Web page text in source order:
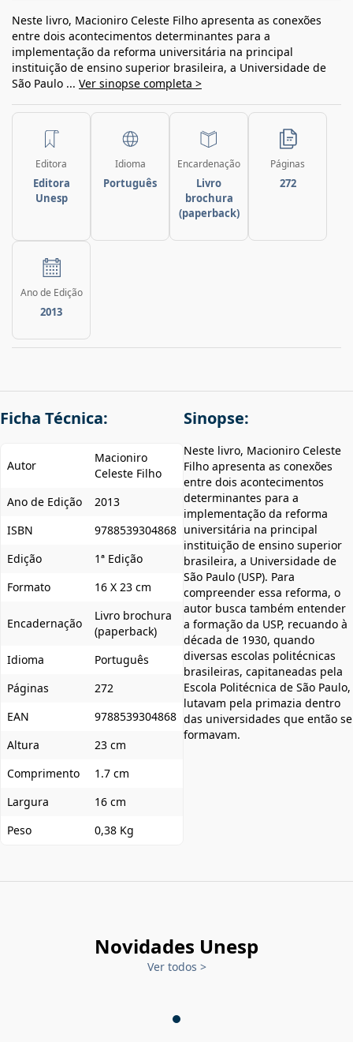
Neste livro, Macioniro Celeste Filho apresenta as conexões
entre dois acontecimentos determinantes para a
implementação da reforma universitária na principal
instituição de ensino superior brasileira, a Universidade de
São Paulo ... Ver sinopse completa >
Editora
Editora
Unesp
Idioma
Português
Encardenação
Livro
brochura
(paperback)
Páginas
272
Ano de Edição
2013
Ficha Técnica:
Autor
Macioniro
Celeste Filho
Ano de Edição
2013
ISBN
9788539304868
Edição
1ª Edição
Formato
16 X 23 cm
Encadernação
Livro brochura
(paperback)
Idioma
Português
Páginas
272
EAN
9788539304868
Altura
23 cm
Comprimento
1.7 cm
Largura
16 cm
Peso
0,38 Kg
Sinopse:
Neste livro, Macioniro Celeste
Filho apresenta as conexões
entre dois acontecimentos
determinantes para a
implementação da reforma
universitária na principal
instituição de ensino superior
brasileira, a Universidade de
São Paulo (USP). Para
compreender essa reforma, o
autor busca também entender
a formação da USP, recuando à
década de 1930, quando
diversas escolas politécnicas
brasileiras, capitaneadas pela
Escola Politécnica de São Paulo,
lutavam pela primazia dentro
das universidades que então se
formavam.
Novidades Unesp
Ver todos >